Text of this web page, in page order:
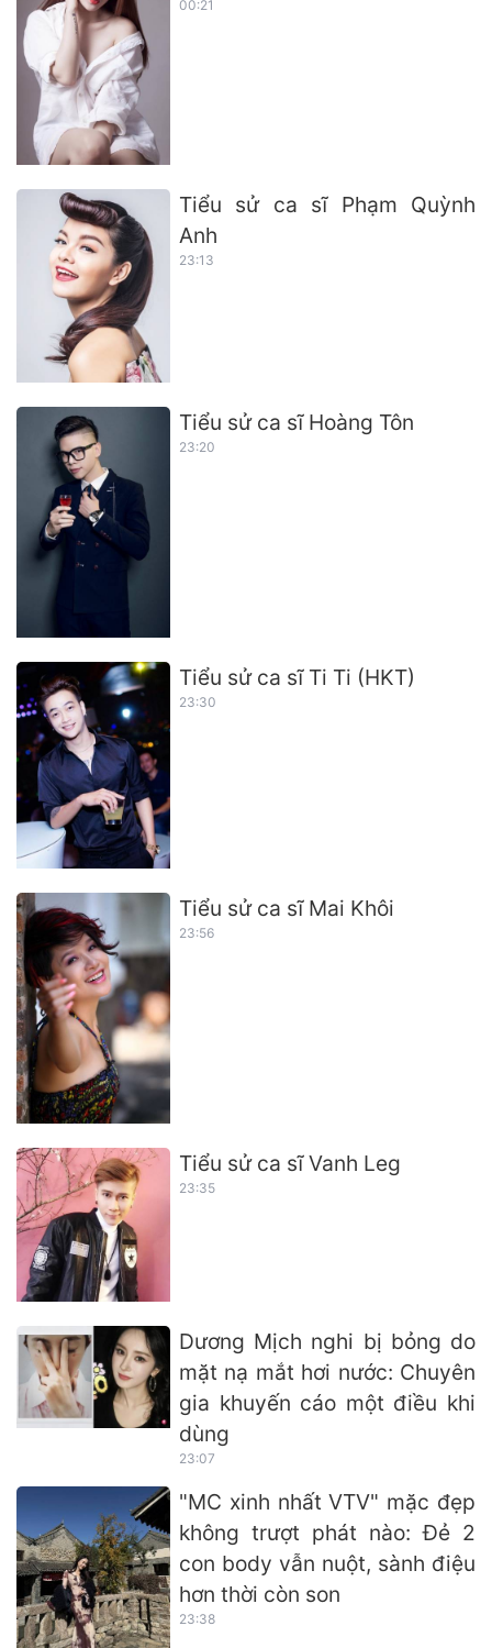
00:21
Tiểu sử ca sĩ Phạm Quỳnh
Anh
23:13
Tiểu sử ca sĩ Hoàng Tôn
23:20
Tiểu sử ca sĩ Ti Ti (HKT)
23:30
Tiểu sử ca sĩ Mai Khôi
23:56
Tiểu sử ca sĩ Vanh Leg
23:35
Dương Mịch nghi bị bỏng do
mặt nạ mắt hơi nước: Chuyên
gia khuyến cáo một điều khi
dùng
23:07
"MC xinh nhất VTV" mặc đẹp
không trượt phát nào: Đẻ 2
con body vẫn nuột, sành điệu
hơn thời còn son
23:38